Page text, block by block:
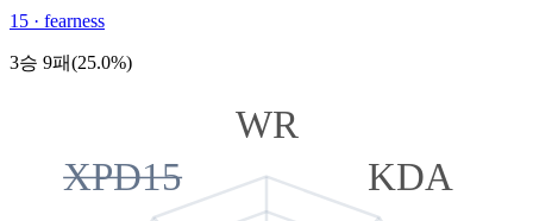
15 · fearness
3승 9패(25.0%)
WR
KDA
XPD15